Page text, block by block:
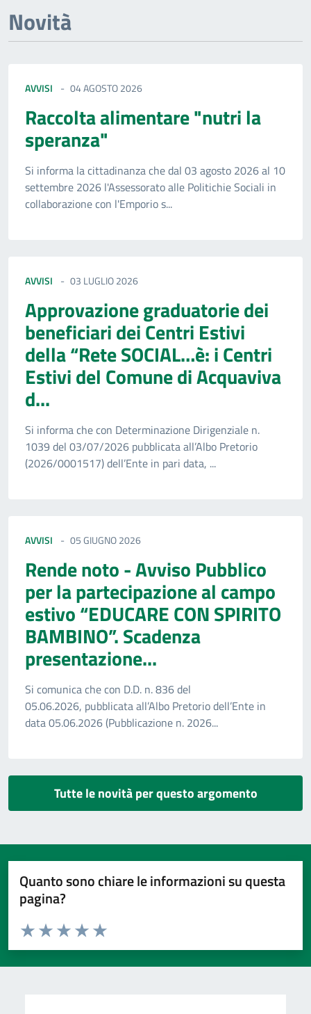
Novità
AVVISI 04 AGOSTO 2026
Raccolta alimentare "nutri la
speranza"
Si informa la cittadinanza che dal 03 agosto 2026 al 10
settembre 2026 l'Assessorato alle Politichie Sociali in
collaborazione con l'Emporio s...
AVVISI 03 LUGLIO 2026
Approvazione graduatorie dei
beneficiari dei Centri Estivi
della “Rete SOCIAL…è: i Centri
Estivi del Comune di Acquaviva
d...
Si informa che con Determinazione Dirigenziale n.
1039 del 03/07/2026 pubblicata all’Albo Pretorio
(2026/0001517) dell’Ente in pari data, ...
AVVISI 05 GIUGNO 2026
Rende noto - Avviso Pubblico
per la partecipazione al campo
estivo “EDUCARE CON SPIRITO
BAMBINO”. Scadenza
presentazione...
Si comunica che con D.D. n. 836 del
05.06.2026, pubblicata all’Albo Pretorio dell’Ente in
data 05.06.2026 (Pubblicazione n. 2026...
Tutte le novità per questo argomento
Quanto sono chiare le informazioni su questa
pagina?
Valuta da 1 a 5 stelle la pagina
Valuta 5 stelle su 5
Valuta 4 stelle su 5
Valuta 3 stelle su 5
Valuta 2 stelle su 5
Valuta 1 stelle su 5